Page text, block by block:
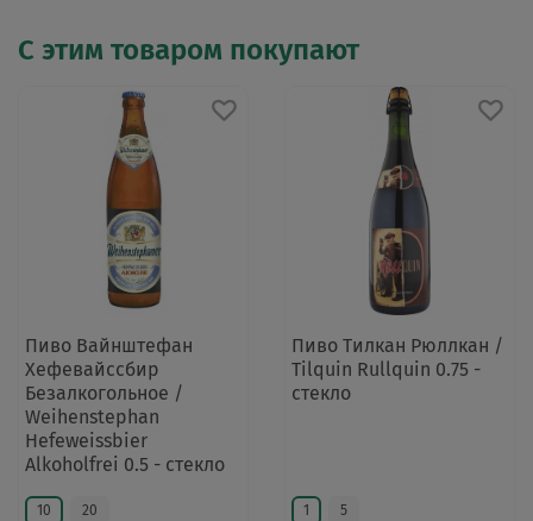
С этим товаром покупают
Пиво Вайнштефан
Хефевайссбир
Безалкогольное /
Weihenstephan
Hefeweissbier
Alkoholfrei 0.5 - стекло
10 20
Пиво Тилкан Рюллкан /
Tilquin Rullquin 0.75 -
стекло
1 5